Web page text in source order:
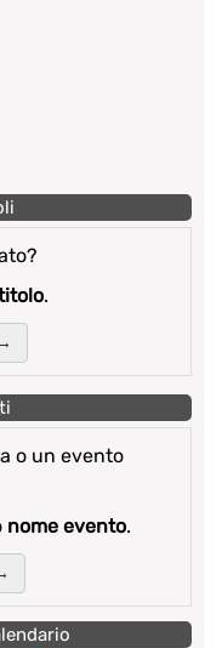
.
o un evento
nome evento.